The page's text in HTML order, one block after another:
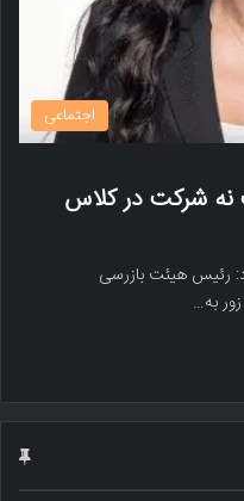
اجتماعی
شرکت در کلاس
رئیس هیئت بازرسی
به…